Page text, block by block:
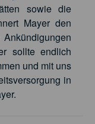
sowie die
Mayer den
sollte endlich
und mit uns
in